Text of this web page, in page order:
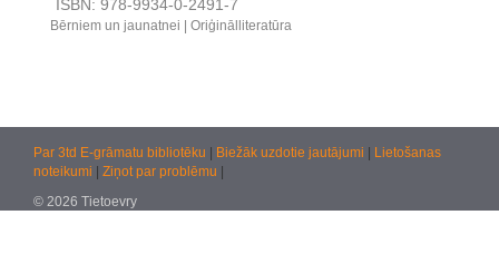
ISBN: 978-9934-0-2491-7
Bērniem un jaunatnei Oriģinālliteratūra
Par 3td E-grāmatu bibliotēku Biežāk uzdotie jautājumi
Lietošanas
noteikumi
Ziņot par problēmu
© 2026 Tietoevry